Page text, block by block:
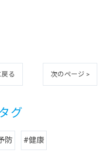
る 次のページ >
グ
防 #健康